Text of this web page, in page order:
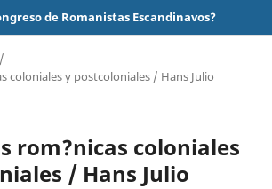
de Romanistas Escandinavos?
/
coloniales y postcoloniales / Hans Julio
rom?nicas coloniales
/ Hans Julio